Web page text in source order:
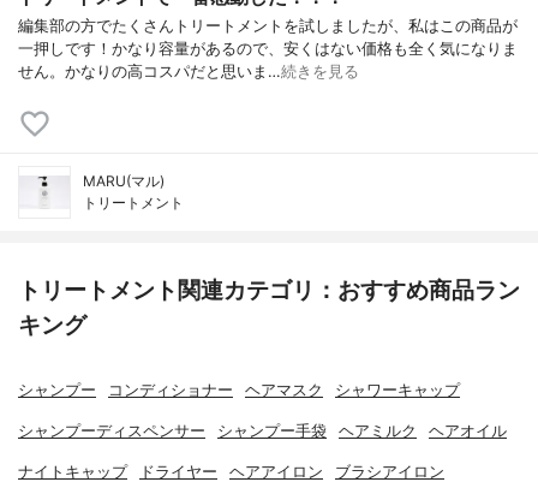
編集部の方でたくさんトリートメントを試しましたが、私はこの商品が
一押しです！かなり容量があるので、安くはない価格も全く気になりま
せん。かなりの高コスパだと思いま…続きを見る
MARU(マル)
トリートメント
トリートメント関連カテゴリ：おすすめ商品ラン
キング
シャンプー コンディショナー ヘアマスク シャワーキャップ
シャンプーディスペンサー シャンプー手袋 ヘアミルク ヘアオイル
ナイトキャップ ドライヤー ヘアアイロン ブラシアイロン